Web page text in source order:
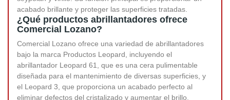
acabado brillante y proteger las superficies tratadas.
¿Qué productos abrillantadores ofrece
Comercial Lozano?
Comercial Lozano ofrece una variedad de abrillantadores
bajo la marca Productos Leopard, incluyendo el
abrillantador Leopard 61, que es una cera pulimentable
diseñada para el mantenimiento de diversas superficies, y
el Leopard 3, que proporciona un acabado perfecto al
eliminar defectos del cristalizado y aumentar el brillo.